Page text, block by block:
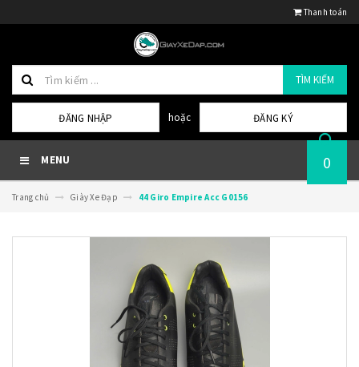
Thanh toán
TÌM KIẾM
ĐĂNG NHẬP hoặc ĐĂNG KÝ
MENU 0
Trang chủ Giày Xe Đạp 44 Giro Empire Acc G0156